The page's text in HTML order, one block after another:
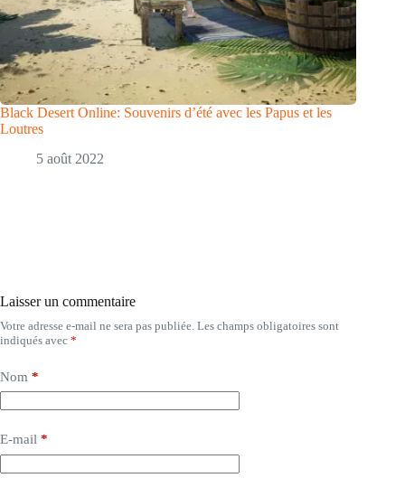
Black Desert Online: Souvenirs d’été avec les Papus et les
Loutres
5 août 2022
Laisser un commentaire
Votre adresse e-mail ne sera pas publiée. Les champs obligatoires sont
indiqués avec *
Nom *
E-mail *